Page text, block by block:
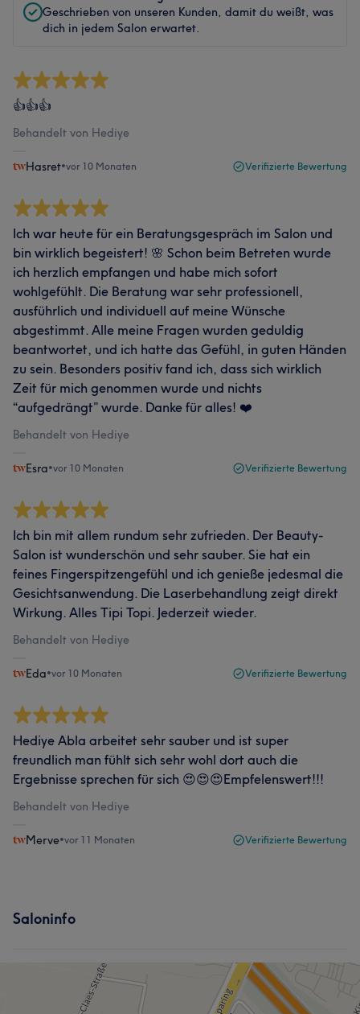
Geschrieben von unseren Kunden, damit du weißt, was
dich in jedem Salon erwartet.
👍👍👍
Behandelt von Hediye
Hasret•vor 10 Monaten Verifizierte Bewertung
Ich war heute für ein Beratungsgespräch im Salon und
bin wirklich begeistert! 🌸 Schon beim Betreten wurde
ich herzlich empfangen und habe mich sofort
wohlgefühlt. Die Beratung war sehr professionell,
ausführlich und individuell auf meine Wünsche
abgestimmt. Alle meine Fragen wurden geduldig
beantwortet, und ich hatte das Gefühl, in guten Händen
zu sein. Besonders positiv fand ich, dass sich wirklich
Zeit für mich genommen wurde und nichts
“aufgedrängt” wurde. Danke für alles! ❤️
Behandelt von Hediye
Esra•vor 10 Monaten Verifizierte Bewertung
Ich bin mit allem rundum sehr zufrieden. Der Beauty-
Salon ist wunderschön und sehr sauber. Sie hat ein
feines Fingerspitzengefühl und ich genieße jedesmal die
Gesichtsanwendung. Die Laserbehandlung zeigt direkt
Wirkung. Alles Tipi Topi. Jederzeit wieder.
Behandelt von Hediye
Eda•vor 10 Monaten Verifizierte Bewertung
Hediye Abla arbeitet sehr sauber und ist super
freundlich man fühlt sich sehr wohl dort auch die
Ergebnisse sprechen für sich 😍😍😍Empfelenswert!!!
Behandelt von Hediye
Merve•vor 11 Monaten Verifizierte Bewertung
Saloninfo